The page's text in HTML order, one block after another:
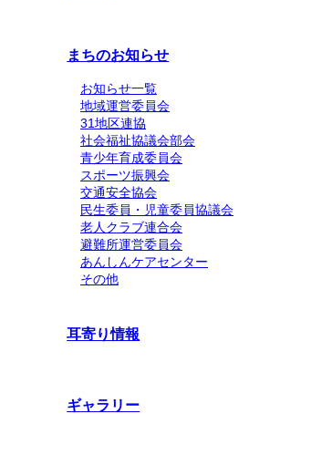
まちのお知らせ
お知らせ一覧
地域運営委員会
31地区連協
社会福祉協議会部会
青少年育成委員会
スポーツ振興会
交通安全協会
民生委員・児童委員協議会
老人クラブ連合会
避難所運営委員会
あんしんケアセンター
その他
耳寄り情報
ギャラリー